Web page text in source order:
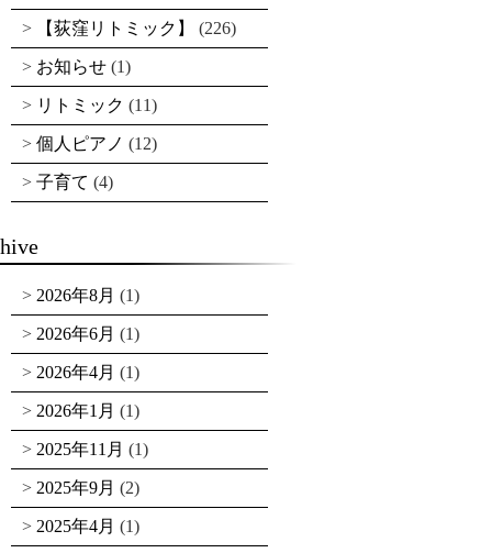
【荻窪リトミック】 (226)
お知らせ (1)
リトミック (11)
個人ピアノ (12)
子育て (4)
2026年8月 (1)
2026年6月 (1)
2026年4月 (1)
2026年1月 (1)
2025年11月 (1)
2025年9月 (2)
2025年4月 (1)